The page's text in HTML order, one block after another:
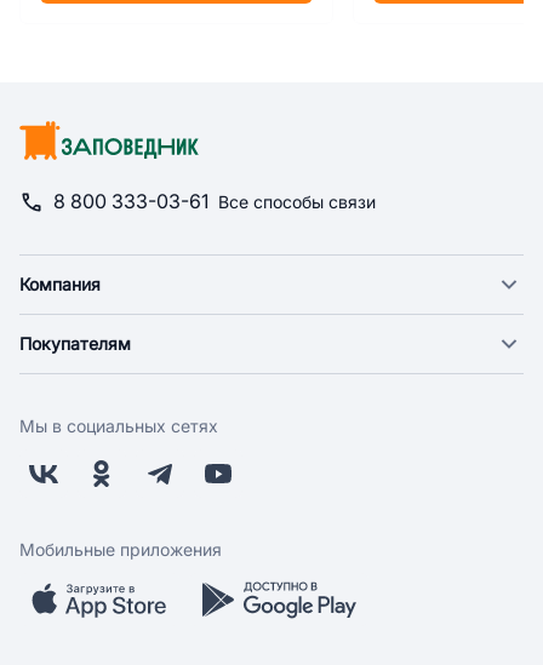
8 800 333-03-61 Все способы связи
Компания
Новости
Поставщикам
Заводчикам
Обратная связь
Покупателям
Оплата
Бонусная программа
Скидки и акции
Мобильное приложение
Мы в социальных сетях
Мобильные приложения